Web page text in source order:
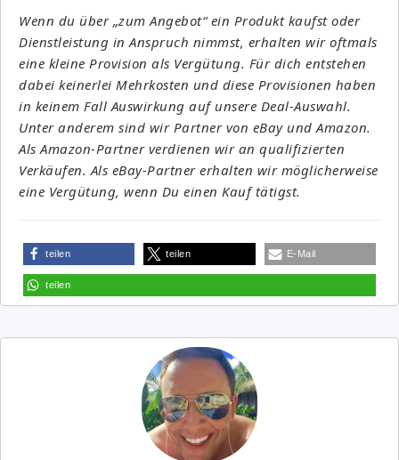
Wenn du über „zum Angebot“ ein Produkt kaufst oder
Dienstleistung in Anspruch nimmst, erhalten wir oftmals
eine kleine Provision als Vergütung. Für dich entstehen
dabei keinerlei Mehrkosten und diese Provisionen haben
in keinem Fall Auswirkung auf unsere Deal-Auswahl.
Unter anderem sind wir Partner von eBay und Amazon.
Als Amazon-Partner verdienen wir an qualifizierten
Verkäufen. Als eBay-Partner erhalten wir möglicherweise
eine Vergütung, wenn Du einen Kauf tätigst.
teilen teilen E-Mail
teilen